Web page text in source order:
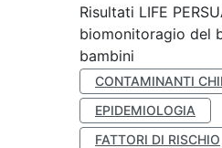
Risultati LIFE
biomonitoragio del
bambini
CONTAMINANTI
EPIDEMIOLOGIA
FATTORI DI RISCHIO